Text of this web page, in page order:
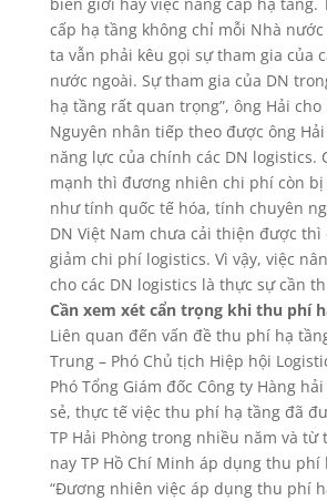
biên giới hay việc nâng cấp hạ tầng.
cấp hạ tầng không chỉ mỗi Nhà
ta vẫn phải kêu gọi sự tham gia của
nước ngoài. Sự tham gia của DN
hạ tầng rất quan trọng”, ông Hải cho
Nguyên nhân tiếp theo được ông
năng lực của chính các DN logistics.
mạnh thì đương nhiên chi phí còn bị
như tính quốc tế hóa, tính chuyên
DN Việt Nam chưa cải thiện được thì
giảm chi phí logistics. Vì vậy, việc
cho các DN logistics là thực sự cần
Cần xem xét cẩn trọng khi thu phí
Liên quan đến vấn đề thu phí hạ
Trung – Phó Chủ tịch Hiệp hội
Phó Tổng Giám đốc Công ty Hàng
sẻ, thực tế việc thu phí hạ tầng đã
TP Hải Phòng trong nhiều năm và từ
nay TP Hồ Chí Minh áp dụng thu phí
“Đương nhiên việc áp dụng thu phí